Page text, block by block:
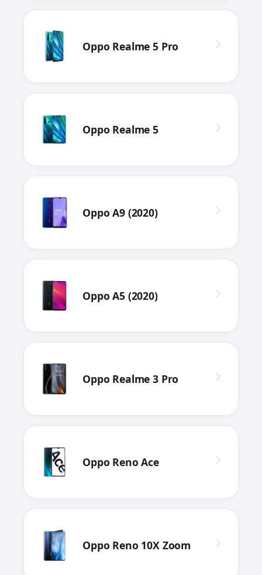
Oppo Realme 5 Pro
Oppo Realme 5
Oppo A9 (2020)
Oppo A5 (2020)
Oppo Realme 3 Pro
Oppo Reno Ace
Oppo Reno 10X Zoom